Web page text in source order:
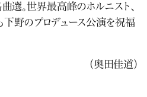
。世界最高峰のホルニスト、
下野のプロデュース公演を祝福
（奥田佳道）